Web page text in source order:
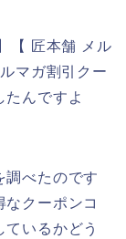
【 匠本舗 メル
マガ割引クー
たんですよ
調べたのです
クーポンコ
いるかどう